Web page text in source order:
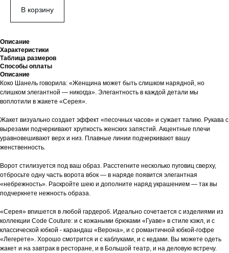
В корзину
Описание
Характеристики
Таблица размеров
Способы оплаты
Описание
Коко Шанель говорила: «Женщина может быть слишком нарядной, но
слишком элегантной — никогда». Элегантность в каждой детали мы
воплотили в жакете «Серея».
Жакет визуально создает эффект «песочных часов» и сужает талию. Рукава с
вырезами подчеркивают хрупкость женских запястий. Акцентные плечи
уравновешивают верх и низ. Плавные линии подчеркивают вашу
женственность.
Ворот стилизуется под ваш образ. Расстегните несколько пуговиц сверху,
отбросьте одну часть ворота вбок — в наряде появится элегантная
«небрежность». Раскройте шею и дополните наряд украшением — так вы
подчеркнете нежность образа.
«Серея» впишется в любой гардероб. Идеально сочетается с изделиями из
коллекции Code Couture: и с кожаными брюками «Гуаве» в стиле кэжл, и с
классической юбкой - карандаш «Верона», и с романтичной юбкой-гофре
«Легерете». Хорошо смотрится и с каблуками, и с кедами. Вы можете одеть
жакет и на завтрак в ресторане, и в Большой театр, и на деловую встречу.